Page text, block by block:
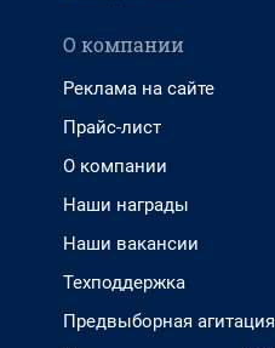
О компании
Реклама на сайте
Прайс-лист
О компании
Наши награды
Наши вакансии
Техподдержка
Предвыборная агитация